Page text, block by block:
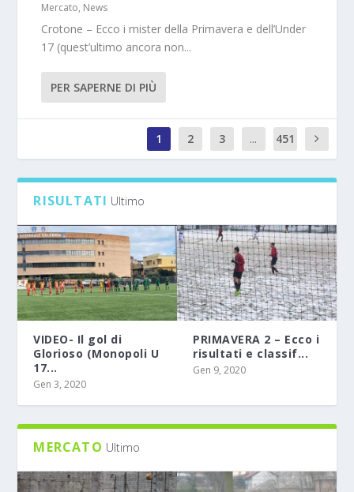
Mercato, News
Crotone – Ecco i mister della Primavera e dell’Under
17 (quest’ultimo ancora non...
PER SAPERNE DI PIÙ
1 2 3 ...
451
0
RISULTATI Ultimo
VIDEO- Il gol di
Glorioso (Monopoli U
17...
Gen 3, 2020
PRIMAVERA 2 – Ecco i
risultati e classif...
Gen 9, 2020
MERCATO Ultimo